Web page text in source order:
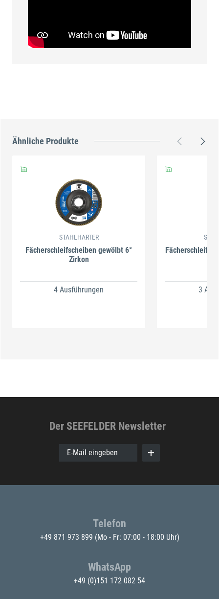
Ähnliche Produkte
STAHLHÄRTER
Fächerschleifscheiben gewölbt 6°
Zirkon
4 Ausführungen 3
Der SEEFELDER Newsletter
E-Mail eingeben
Telefon
+49 871 973 899 (Mo - Fr: 07:00 - 18:00 Uhr)
WhatsApp
+49 (0)151 172 082 54